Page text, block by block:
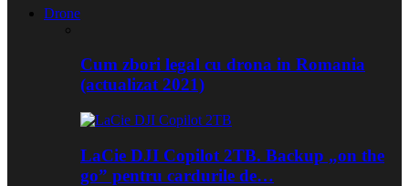
Drone
Cum zbori legal cu drona in Romania
(actualizat 2021)
LaCie DJI Copilot 2TB. Backup „on the
go” pentru cardurile de…